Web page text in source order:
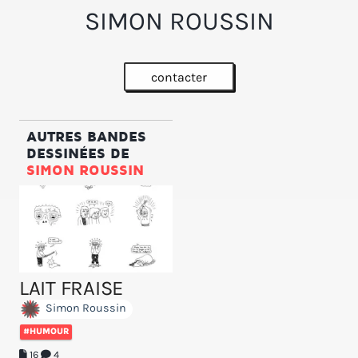
SIMON ROUSSIN
contacter
AUTRES BANDES
DESSINÉES DE
SIMON ROUSSIN
LAIT FRAISE
Simon Roussin
#HUMOUR
16 4